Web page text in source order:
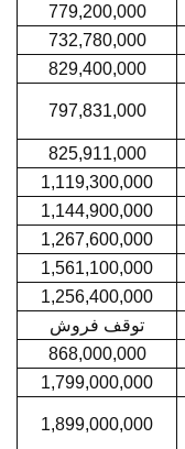
779,200,000
732,780,000
829,400,000
797,831,000
825,911,000
1,119,300,000
1,144,900,000
1,267,600,000
1,561,100,000
1,256,400,000
توقف فروش
868,000,000
1,799,000,000
1,899,000,000